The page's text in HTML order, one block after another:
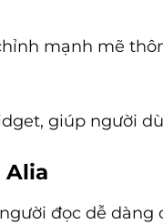
mạnh mẽ
giúp người
Alia
đọc dễ